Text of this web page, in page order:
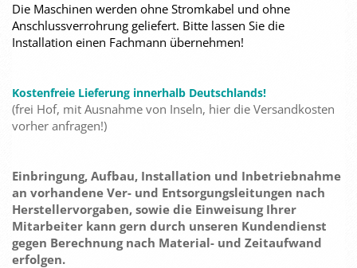
Die Maschinen werden ohne Stromkabel und ohne
Anschlussverrohrung geliefert. Bitte lassen Sie die
Installation einen Fachmann übernehmen!
Kostenfreie Lieferung innerhalb Deutschlands!
(frei Hof, mit Ausnahme von Inseln, hier die Versandkosten
vorher anfragen!)
Einbringung, Aufbau, Installation und Inbetriebnahme
an vorhandene Ver- und Entsorgungsleitungen nach
Herstellervorgaben, sowie die Einweisung Ihrer
Mitarbeiter kann gern durch unseren Kundendienst
gegen Berechnung nach Material- und Zeitaufwand
erfolgen.